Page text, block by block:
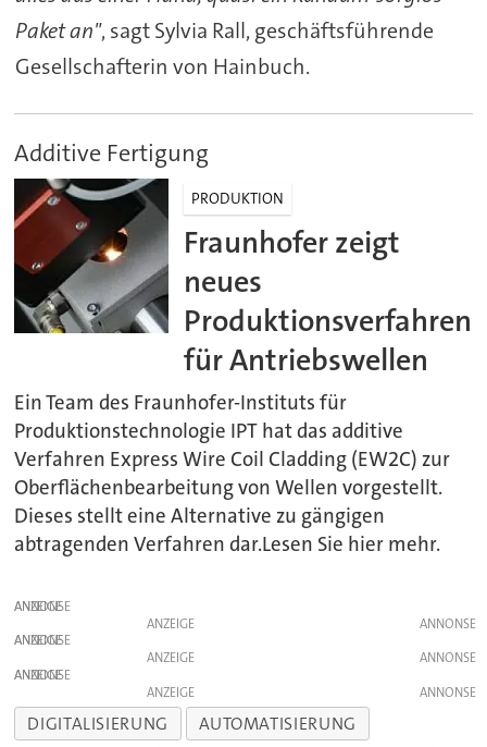
Paket an", sagt Sylvia Rall, geschäftsführende
Gesellschafterin von Hainbuch.
Additive Fertigung
PRODUKTION
Fraunhofer zeigt
neues
Produktionsverfahren
für Antriebswellen
Ein Team des Fraunhofer-Instituts für
Produktionstechnologie IPT hat das additive
Verfahren Express Wire Coil Cladding (EW2C) zur
Oberflächenbearbeitung von Wellen vorgestellt.
Dieses stellt eine Alternative zu gängigen
abtragenden Verfahren dar.Lesen Sie hier mehr.
ANZEIGE
ANZEIGE
ANZEIGE
ANZEIGE
ANZEIGE
ANZEIGE
DIGITALISIERUNG
AUTOMATISIERUNG